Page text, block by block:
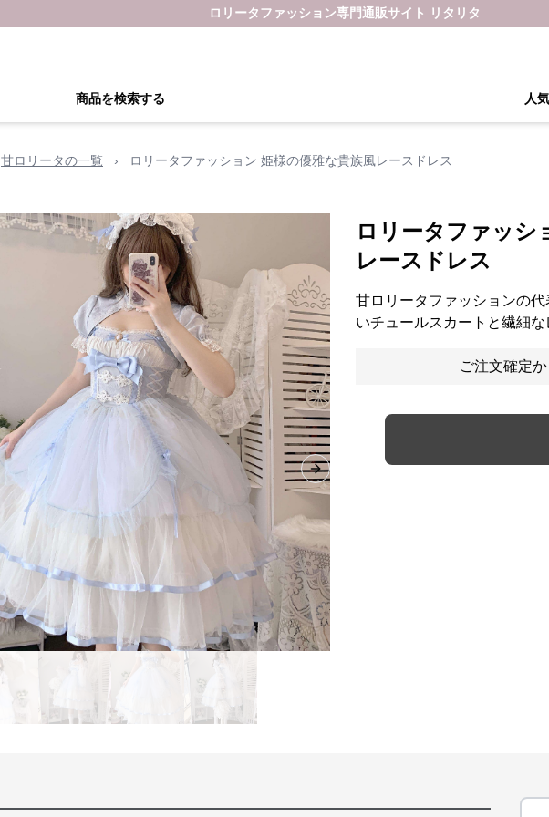
ロリータファッション専門通販サイト リタリタ
商品を検索する 人
甘ロリータの一覧 › ロリータファッション 姫様の優雅な貴族風レースドレス
Next slide
ロリータファッシ
レースドレス
甘ロリータファッションの
いチュールスカートと繊細
ご注文確定